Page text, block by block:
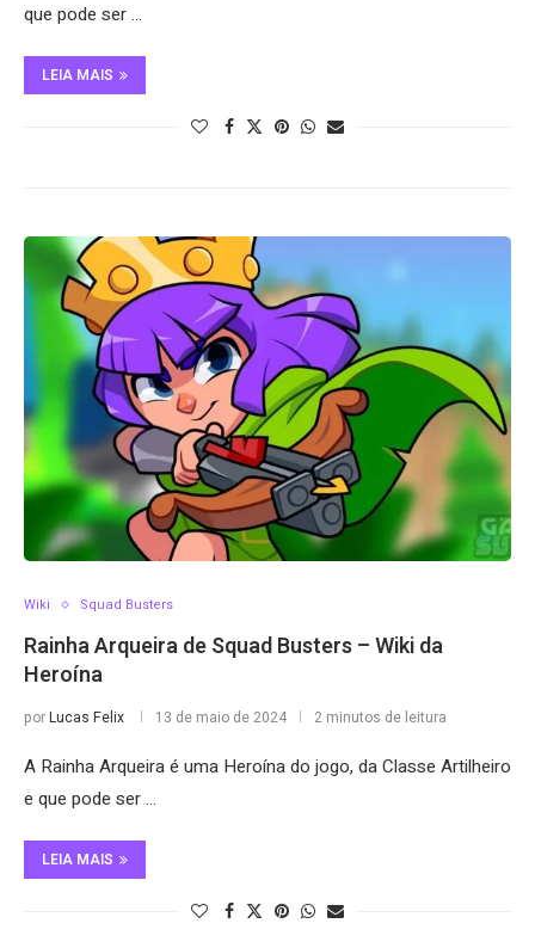
que pode ser …
LEIA MAIS
Wiki Squad Busters
Rainha Arqueira de Squad Busters – Wiki da
Heroína
porLucas Felix 13 de maio de 2024 2 minutos de leitura
A Rainha Arqueira é uma Heroína do jogo, da Classe Artilheiro
e que pode ser …
LEIA MAIS